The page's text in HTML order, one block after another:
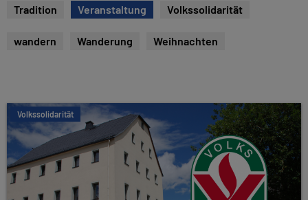
Tradition Veranstaltung Volkssolidarität
wandern Wanderung Weihnachten
Volkssolidarität